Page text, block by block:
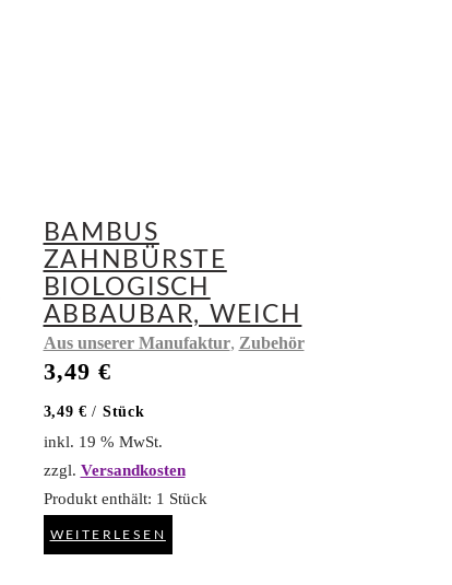
BAMBUS
ZAHNBÜRSTE
BIOLOGISCH
ABBAUBAR, WEICH
Aus unserer Manufaktur, Zubehör
3,49 €
3,49 € / Stück
inkl. 19 % MwSt.
zzgl. Versandkosten
Produkt enthält: 1 Stück
WEITERLESEN